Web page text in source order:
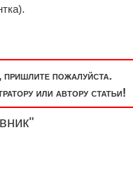
пожалуйста.
или автору статьи!
"